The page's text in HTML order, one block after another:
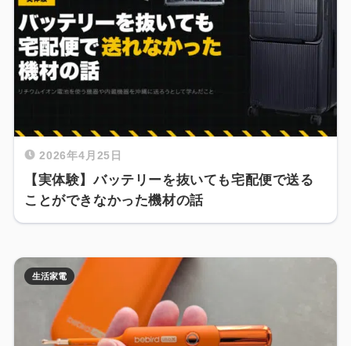
2026年4月25日
【実体験】バッテリーを抜いても宅配便で送る
ことができなかった機材の話
生活家電